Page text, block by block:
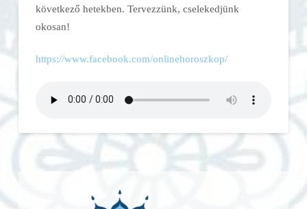
következő hetekben. Tervezzünk, cselekedjünk
okosan!
https://www.facebook.com/onlinehoroszkop/